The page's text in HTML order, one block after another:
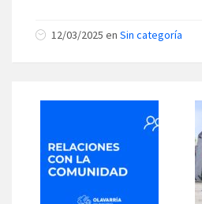
12/03/2025 en Sin categoría